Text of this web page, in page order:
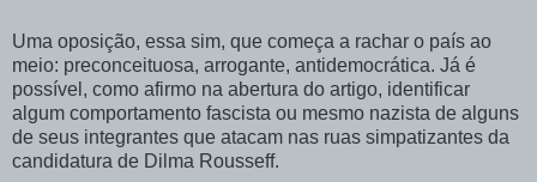
Uma oposição, essa sim, que começa a rachar o país ao
meio: preconceituosa, arrogante, antidemocrática. Já é
possível, como afirmo na abertura do artigo, identificar
algum comportamento fascista ou mesmo nazista de alguns
de seus integrantes que atacam nas ruas simpatizantes da
candidatura de Dilma Rousseff.